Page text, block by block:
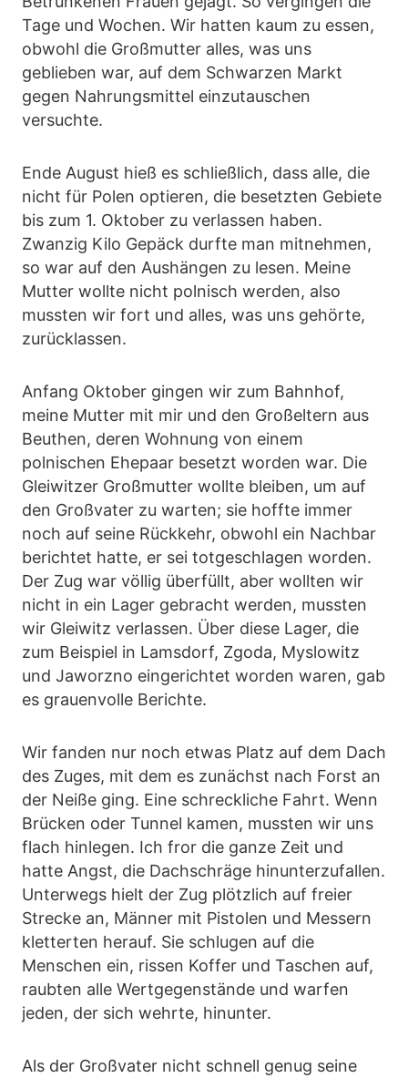
Tage und Wochen. Wir hatten kaum zu essen,
obwohl die Großmutter alles, was uns
geblieben war, auf dem Schwarzen Markt
gegen Nahrungsmittel einzutauschen
versuchte.
Ende August hieß es schließlich, dass alle, die
nicht für Polen optieren, die besetzten Gebiete
bis zum 1. Oktober zu verlassen haben.
Zwanzig Kilo Gepäck durfte man mitnehmen,
so war auf den Aushängen zu lesen. Meine
Mutter wollte nicht polnisch werden, also
mussten wir fort und alles, was uns gehörte,
zurücklassen.
Anfang Oktober gingen wir zum Bahnhof,
meine Mutter mit mir und den Großeltern aus
Beuthen, deren Wohnung von einem
polnischen Ehepaar besetzt worden war. Die
Gleiwitzer Großmutter wollte bleiben, um auf
den Großvater zu warten; sie hoffte immer
noch auf seine Rückkehr, obwohl ein Nachbar
berichtet hatte, er sei totgeschlagen worden.
Der Zug war völlig überfüllt, aber wollten wir
nicht in ein Lager gebracht werden, mussten
wir Gleiwitz verlassen. Über diese Lager, die
zum Beispiel in Lamsdorf, Zgoda, Myslowitz
und Jaworzno eingerichtet worden waren, gab
es grauenvolle Berichte.
Wir fanden nur noch etwas Platz auf dem Dach
des Zuges, mit dem es zunächst nach Forst an
der Neiße ging. Eine schreckliche Fahrt. Wenn
Brücken oder Tunnel kamen, mussten wir uns
flach hinlegen. Ich fror die ganze Zeit und
hatte Angst, die Dachschräge hinunterzufallen.
Unterwegs hielt der Zug plötzlich auf freier
Strecke an, Männer mit Pistolen und Messern
kletterten herauf. Sie schlugen auf die
Menschen ein, rissen Koffer und Taschen auf,
raubten alle Wertgegenstände und warfen
jeden, der sich wehrte, hinunter.
Als der Großvater nicht schnell genug seine